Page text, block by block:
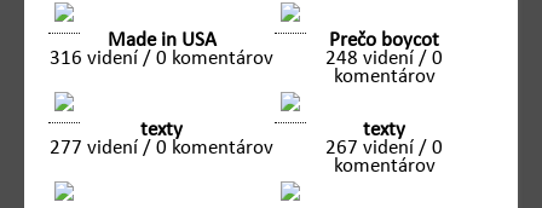
Made in USA
316 videní / 0 komentárov
Prečo boycot
248 videní / 0
komentárov
texty
277 videní / 0 komentárov
texty
267 videní / 0
komentárov